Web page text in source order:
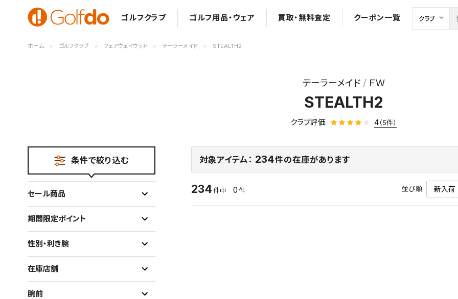
ゴルフクラブ ゴルフ用品・ウェア 買取・無料査定 クーポン一覧
ホーム ゴルフクラブ フェアウェイウッド テーラーメイド STEALTH2
テーラーメイド ＦＷ
STEALTH2
クラブ評価 4 （5件）
対象アイテム： 234件の在庫があります
234 件中 0 件 並び順
条件で絞り込む
セール商品
期間限定ポイント
性別・利き腕
在庫店舗
腕前